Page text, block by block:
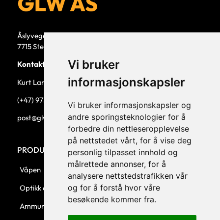
Vi bruker
informasjonskapsler
Vi bruker informasjonskapsler og
andre sporingsteknologier for å
forbedre din nettleseropplevelse
på nettstedet vårt, for å vise deg
personlig tilpasset innhold og
målrettede annonser, for å
analysere nettstedstrafikken vår
og for å forstå hvor våre
besøkende kommer fra.
Åslyvegen 5b
7715 Steinkjer
Kontaktperson
Kurt Larsen, daglig leder.
(+47) 973 33 332
post@glw.no
PRODUKTKATEGORIER
Våpen
Optikk og montasjer
Ammunisjon